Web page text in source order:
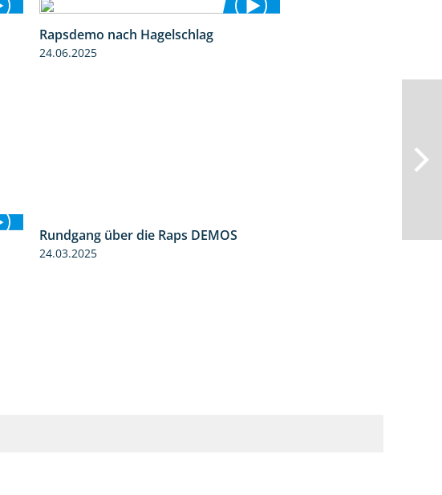
Rapsdemo nach Hagelschlag
24.06.2025
Rundgang über die Raps DEMOS
24.03.2025